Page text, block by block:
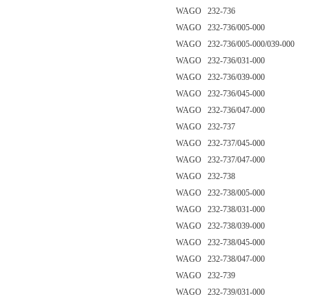
WAGO 232-736
WAGO 232-736/005-000
WAGO 232-736/005-000/039-000
WAGO 232-736/031-000
WAGO 232-736/039-000
WAGO 232-736/045-000
WAGO 232-736/047-000
WAGO 232-737
WAGO 232-737/045-000
WAGO 232-737/047-000
WAGO 232-738
WAGO 232-738/005-000
WAGO 232-738/031-000
WAGO 232-738/039-000
WAGO 232-738/045-000
WAGO 232-738/047-000
WAGO 232-739
WAGO 232-739/031-000